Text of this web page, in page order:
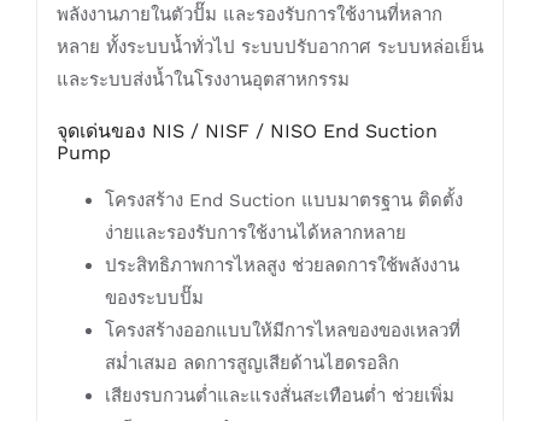
พลังงานภายในตัวปั๊ม และรองรับการใช้งานที่หลาก
หลาย ทั้งระบบน้ำทั่วไป ระบบปรับอากาศ ระบบหล่อเย็น
และระบบส่งน้ำในโรงงานอุตสาหกรรม
จุดเด่นของ NIS / NISF / NISO End Suction
Pump
โครงสร้าง End Suction แบบมาตรฐาน ติดตั้ง
ง่ายและรองรับการใช้งานได้หลากหลาย
ประสิทธิภาพการไหลสูง ช่วยลดการใช้พลังงาน
ของระบบปั๊ม
โครงสร้างออกแบบให้มีการไหลของของเหลวที่
สม่ำเสมอ ลดการสูญเสียด้านไฮดรอลิก
เสียงรบกวนต่ำและแรงสั่นสะเทือนต่ำ ช่วยเพิ่ม